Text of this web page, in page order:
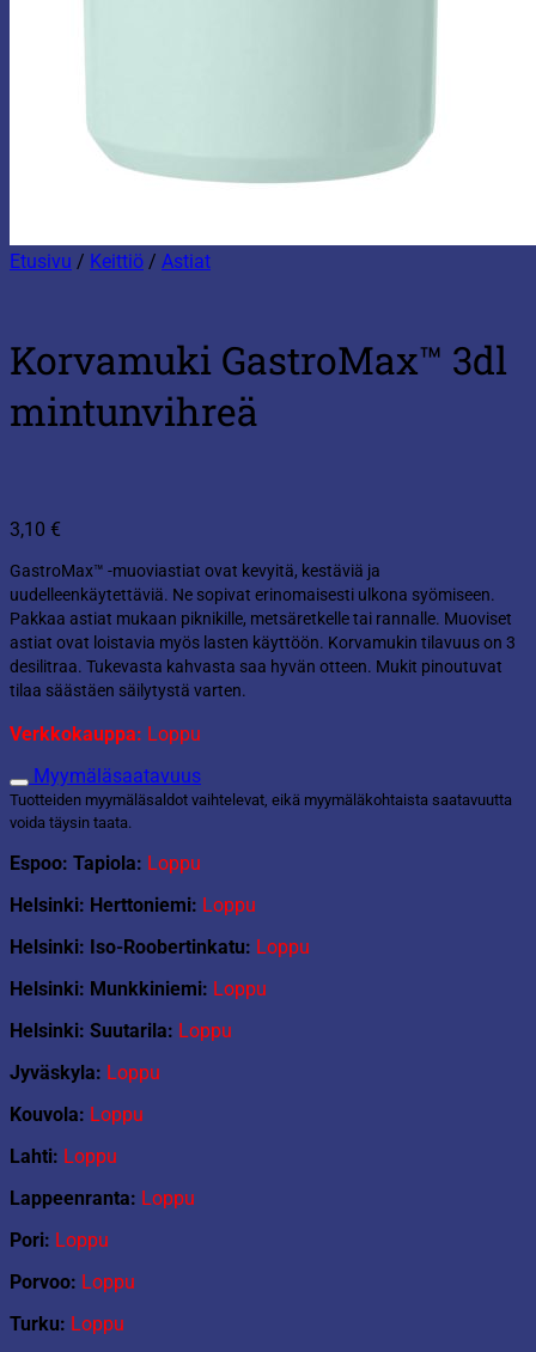
Etusivu / Keittiö / Astiat
Korvamuki GastroMax™ 3dl
mintunvihreä
3,10 €
GastroMax™ -muoviastiat ovat kevyitä, kestäviä ja
uudelleenkäytettäviä. Ne sopivat erinomaisesti ulkona syömiseen.
Pakkaa astiat mukaan piknikille, metsäretkelle tai rannalle. Muoviset
astiat ovat loistavia myös lasten käyttöön. Korvamukin tilavuus on 3
desilitraa. Tukevasta kahvasta saa hyvän otteen. Mukit pinoutuvat
tilaa säästäen säilytystä varten.
Verkkokauppa: Loppu
Myymäläsaatavuus
Tuotteiden myymäläsaldot vaihtelevat, eikä myymäläkohtaista saatavuutta
voida täysin taata.
Espoo: Tapiola: Loppu
Helsinki: Herttoniemi: Loppu
Helsinki: Iso-Roobertinkatu: Loppu
Helsinki: Munkkiniemi: Loppu
Helsinki: Suutarila: Loppu
Jyväskyla: Loppu
Kouvola: Loppu
Lahti: Loppu
Lappeenranta: Loppu
Pori: Loppu
Porvoo: Loppu
Turku: Loppu